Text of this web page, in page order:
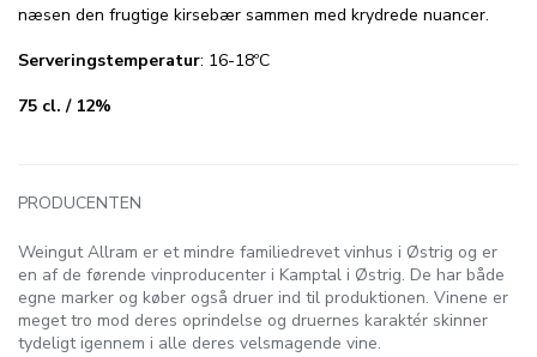
næsen den frugtige kirsebær sammen med krydrede nuancer.
Serveringstemperatur: 16-18ºC
75 cl. / 12%
PRODUCENTEN
Weingut Allram er et mindre familiedrevet vinhus i Østrig og er
en af de førende vinproducenter i Kamptal i Østrig. De har både
egne marker og køber også druer ind til produktionen. Vinene er
meget tro mod deres oprindelse og druernes karaktér skinner
tydeligt igennem i alle deres velsmagende vine.